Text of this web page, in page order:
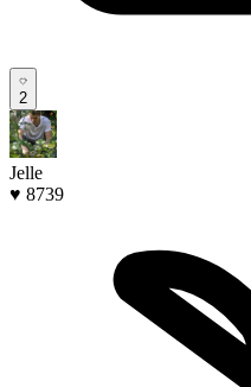
2
Jelle
♥ 8739